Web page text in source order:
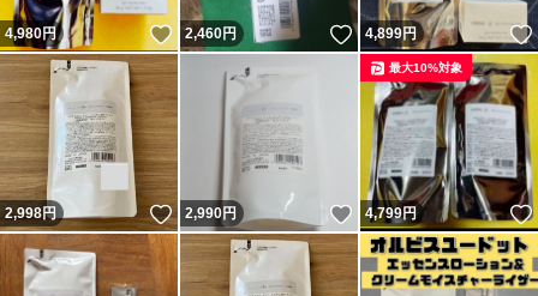
4,980円 いいね！
2,460円 いいね！
4,899円
2,998円 いいね！
2,990円 いいね！
4,799円
最大10%対象